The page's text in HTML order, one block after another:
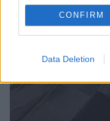
CONFIRM
Data Deletion